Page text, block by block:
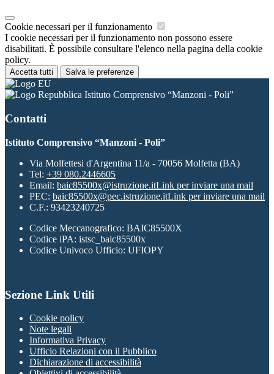
Cookie necessari per il funzionamento
I cookie necessari per il funzionamento non possono essere
disabilitati. È possibile consultare l'elenco nella pagina della cookie
policy.
Accetta tutti Salva le preferenze
Istituto Comprensivo “Manzoni - Poli”
Contatti
Istituto Comprensivo “Manzoni - Poli”
Via Molfettesi d'Argentina 11/a - 70056 Molfetta (BA)
Tel: +39 080.2446605
Email: baic85500x@istruzione.itLink per inviare una mail
PEC: baic85500x@pec.istruzione.itLink per inviare una mail
C.F.: 93423240725
Codice Meccanografico: BAIC85500X
Codice iPA: istsc_baic85500x
Codice Univoco Ufficio: UFIOPY
Sezione Link Utili
Cookie policy
Note legali
Informativa Privacy
Ufficio Relazioni con il Pubblico
Dichiarazione di accessibilità